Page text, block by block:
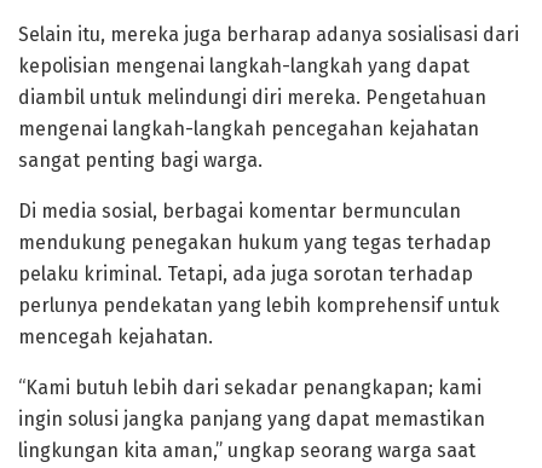
Selain itu, mereka juga berharap adanya sosialisasi dari
kepolisian mengenai langkah-langkah yang dapat
diambil untuk melindungi diri mereka. Pengetahuan
mengenai langkah-langkah pencegahan kejahatan
sangat penting bagi warga.
Di media sosial, berbagai komentar bermunculan
mendukung penegakan hukum yang tegas terhadap
pelaku kriminal. Tetapi, ada juga sorotan terhadap
perlunya pendekatan yang lebih komprehensif untuk
mencegah kejahatan.
“Kami butuh lebih dari sekadar penangkapan; kami
ingin solusi jangka panjang yang dapat memastikan
lingkungan kita aman,” ungkap seorang warga saat